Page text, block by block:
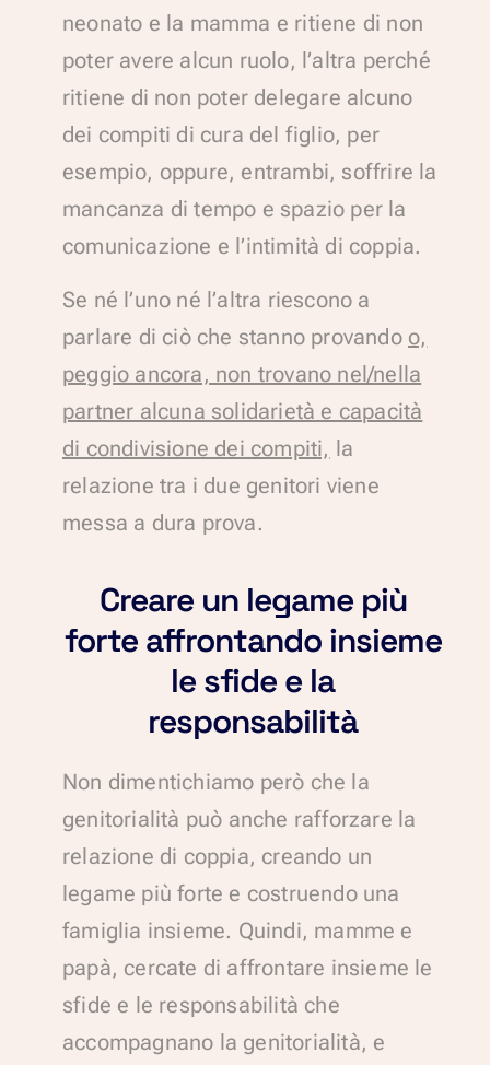
neonato e la mamma e ritiene di non
poter avere alcun ruolo, l’altra perché
ritiene di non poter delegare alcuno
dei compiti di cura del figlio, per
esempio, oppure, entrambi, soffrire la
mancanza di tempo e spazio per la
comunicazione e l’intimità di coppia.
Se né l’uno né l’altra riescono a
parlare di ciò che stanno provando o,
peggio ancora, non trovano nel/nella
partner alcuna solidarietà e capacità
di condivisione dei compiti, la
relazione tra i due genitori viene
messa a dura prova.
Creare un legame più
forte affrontando insieme
le sfide e la
responsabilità
Non dimentichiamo però che la
genitorialità può anche rafforzare la
relazione di coppia, creando un
legame più forte e costruendo una
famiglia insieme. Quindi, mamme e
papà, cercate di affrontare insieme le
sfide e le responsabilità che
accompagnano la genitorialità, e